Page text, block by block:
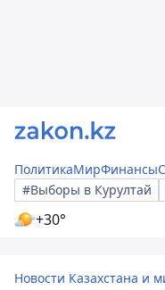
ПолитикаМирФинансы
#Выборы в Курултай
+30°
Новости Казахстана и